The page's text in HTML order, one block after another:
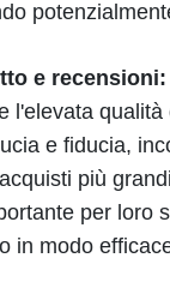
e recensioni:
l'elevata qualità
e fiducia,
più
per loro
in modo